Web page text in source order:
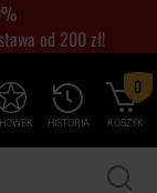
od 200 zł!
HISTORIA KOSZYK
0